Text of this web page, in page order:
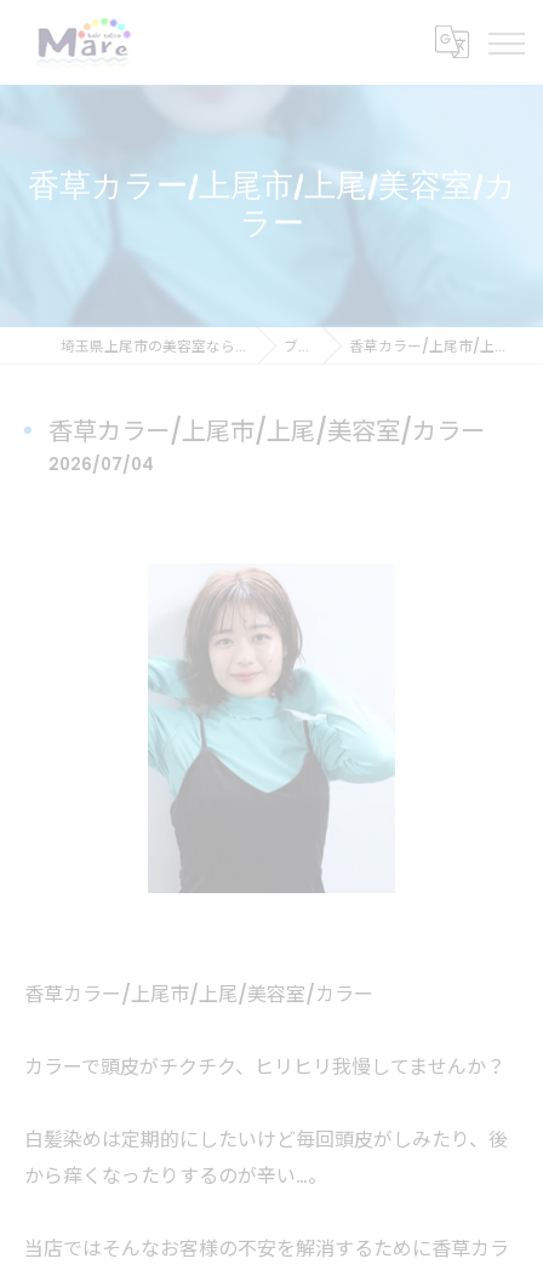
香草カラー/上尾市/上尾/美容室/カ
ラー
埼玉県上尾市の美容室ならhair salon Mare ブログ 香草カラー/上尾市/上尾/美容室/カラー
香草カラー/上尾市/上尾/美容室/カラー
2026/07/04
香草カラー/上尾市/上尾/美容室/カラー
カラーで頭皮がチクチク、ヒリヒリ我慢してませんか？
白髪染めは定期的にしたいけど毎回頭皮がしみたり、後
から痒くなったりするのが辛い…。
当店ではそんなお客様の不安を解消するために香草カラ